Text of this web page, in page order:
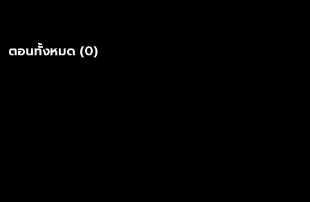
ตอนทั้งหมด (0)